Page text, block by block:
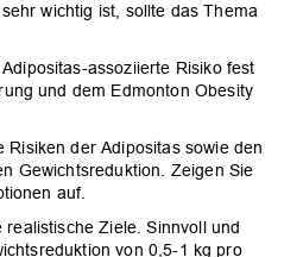
wichtig ist, sollte das Thema
assoziierte Risiko fest
und dem Edmonton Obesity
Risiken der Adipositas sowie den
Gewichtsreduktion. Zeigen Sie
auf.
Ziele. Sinnvoll und
von 0,5-1 kg pro